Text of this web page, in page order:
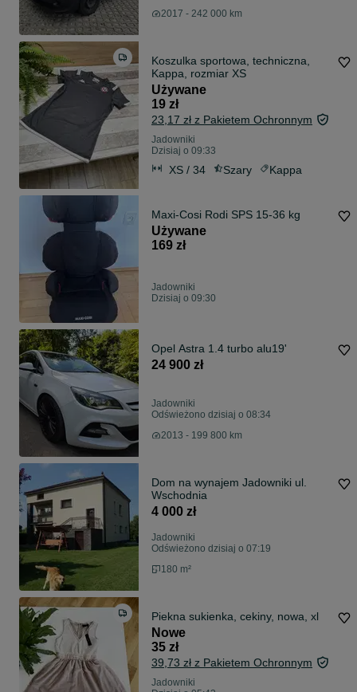
2017 - 242 000 km
Koszulka sportowa, techniczna,
Kappa, rozmiar XS
Używane
19 zł
23,17 zł z Pakietem Ochronnym
Jadowniki
Dzisiaj o 09:33
XS / 34 Szary Kappa
Maxi-Cosi Rodi SPS 15-36 kg
Używane
169 zł
Jadowniki
Dzisiaj o 09:30
Opel Astra 1.4 turbo alu19'
24 900 zł
Jadowniki
Odświeżono dzisiaj o 08:34
2013 - 199 800 km
Dom na wynajem Jadowniki ul.
Wschodnia
4 000 zł
Jadowniki
Odświeżono dzisiaj o 07:19
180 m²
Piekna sukienka, cekiny, nowa, xl
Nowe
35 zł
39,73 zł z Pakietem Ochronnym
Jadowniki